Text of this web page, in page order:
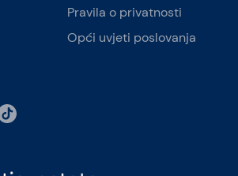
Pravila o privatnosti
Opći uvjeti poslovanja